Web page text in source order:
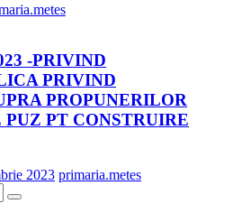
-PRIVIND
PRIVIND
PROPUNERILOR
PT CONSTRUIRE
2023 primaria.metes